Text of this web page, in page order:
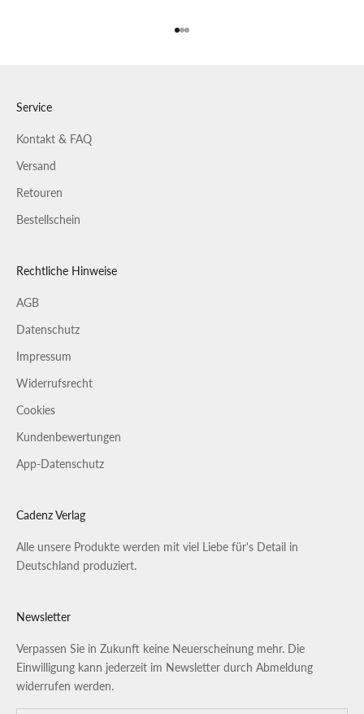
Gehe zu Element 1
Gehe zu Element 2
Gehe zu Element 3
Service
Kontakt & FAQ
Versand
Retouren
Bestellschein
Rechtliche Hinweise
AGB
Datenschutz
Impressum
Widerrufsrecht
Cookies
Kundenbewertungen
App-Datenschutz
Cadenz Verlag
Alle unsere Produkte werden mit viel Liebe für's Detail in
Deutschland produziert.
Newsletter
Verpassen Sie in Zukunft keine Neuerscheinung mehr. Die
Einwilligung kann jederzeit im Newsletter durch Abmeldung
widerrufen werden.